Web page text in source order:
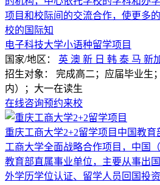
项目和校际间的交流合作，使更多
校的国际知
电子科技大学小语种留学项目
国家/地区： 英 澳 新 日 韩 泰 马 新
招生对象： 完成高二；应届毕业生
内）；大一在读生
在线咨询预约来校
重庆工商大学2+2留学项目中国教
工商大学全面战略合作项目，中国
教育部直属事业单位，主要从事出
外学历学位认证、留学人员回国投